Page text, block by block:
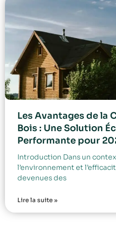
Les Avantages de la
Bois : Une Solution
Performante pour
Introduction Dans un
l’environnement et
devenues des
Lire la suite »